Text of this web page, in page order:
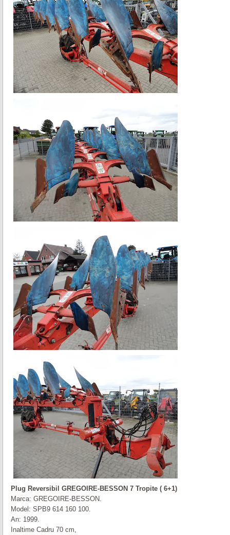
Plug Reversibil GREGOIRE-BESSON 7 Tropite ( 6+1)
Marca: GREGOIRE-BESSON.
Model: SPB9 614 160 100.
An: 1999.
Inaltime Cadru 70 cm,